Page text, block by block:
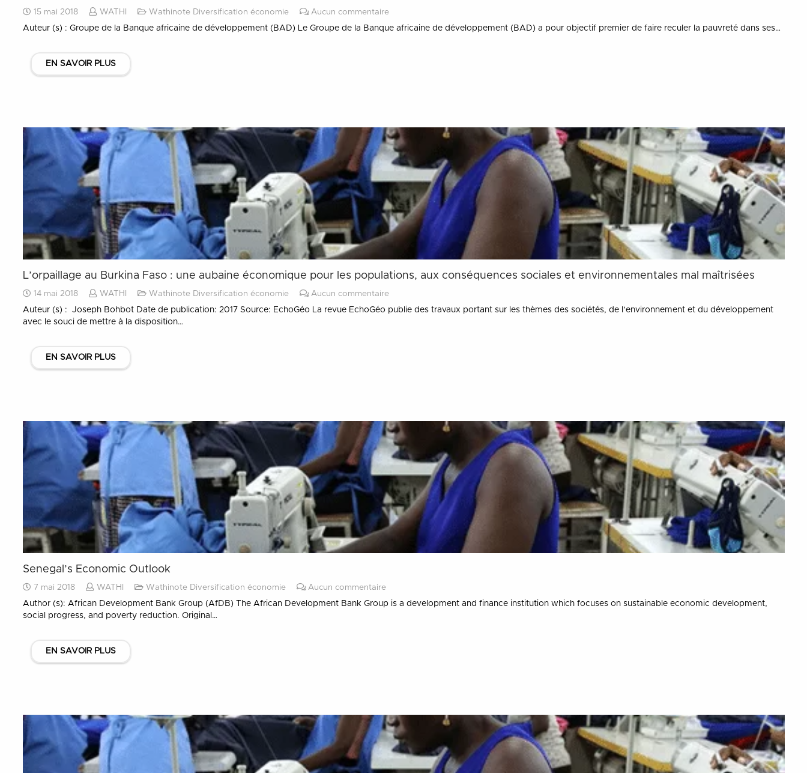
15 mai 2018 WATHI Wathinote Diversification économie
Aucun commentaire
Auteur (s) : Groupe de la Banque africaine de développement (BAD) Le Groupe de la Banque africaine de développement (BAD) a pour objectif premier de faire reculer la pauvreté dans ses…
EN SAVOIR PLUS
L’orpaillage au Burkina Faso : une aubaine économique pour les populations, aux conséquences sociales et environnementales mal maîtrisées
14 mai 2018 WATHI Wathinote Diversification économie
Aucun commentaire
Auteur (s) : Joseph Bohbot Date de publication: 2017 Source: EchoGéo La revue EchoGéo publie des travaux portant sur les thèmes des sociétés, de l’environnement et du développement
avec le souci de mettre à la disposition…
EN SAVOIR PLUS
Senegal’s Economic Outlook
7 mai 2018 WATHI Wathinote Diversification économie
Aucun commentaire
Author (s): African Development Bank Group (AfDB) The African Development Bank Group is a development and finance institution which focuses on sustainable economic development,
social progress, and poverty reduction. Original…
EN SAVOIR PLUS